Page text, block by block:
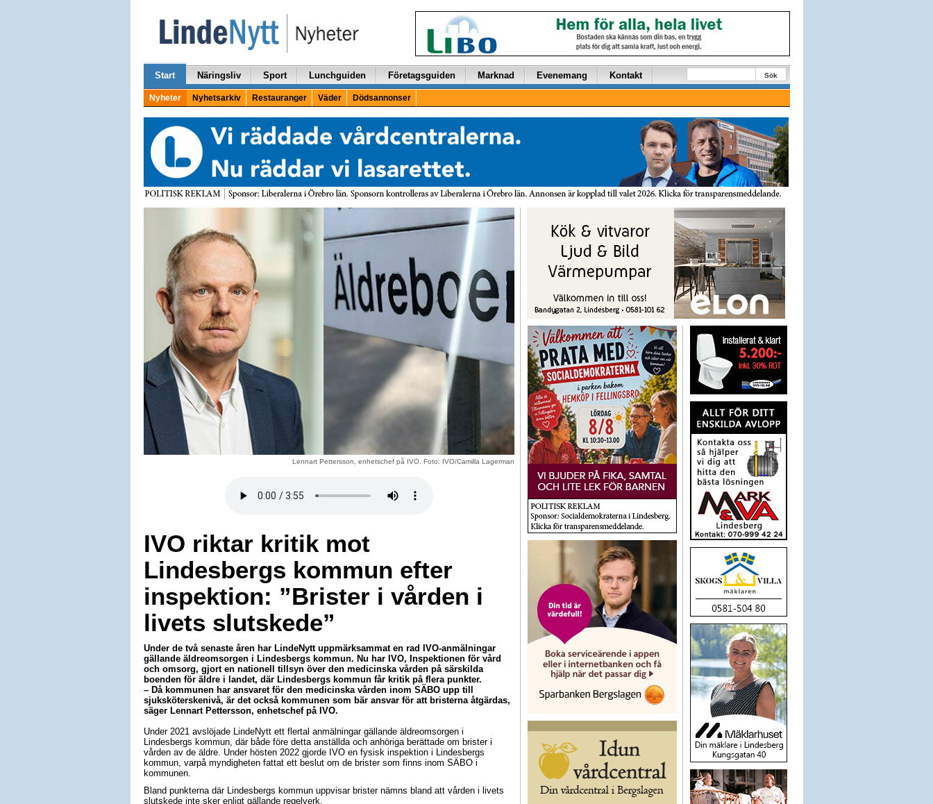
Start Näringsliv Sport Lunchguiden Företagsguiden Marknad Evenemang Kontakt Sök
Nyheter Nyhetsarkiv Restauranger Väder Dödsannonser
Lennart Pettersson, enhetschef på IVO. Foto: IVO/Camilla Lagerman
IVO riktar kritik mot
Lindesbergs kommun efter
inspektion: ”Brister i vården i
livets slutskede”
Under de två senaste åren har LindeNytt uppmärksammat en rad IVO-anmälningar
gällande äldreomsorgen i Lindesbergs kommun. Nu har IVO, Inspektionen för vård
och omsorg, gjort en nationell tillsyn över den medicinska vården på särskilda
boenden för äldre i landet, där Lindesbergs kommun får kritik på flera punkter.
– Då kommunen har ansvaret för den medicinska vården inom SÄBO upp till
sjuksköterskenivå, är det också kommunen som bär ansvar för att bristerna åtgärdas,
säger Lennart Pettersson, enhetschef på IVO.
Under 2021 avslöjade LindeNytt ett flertal anmälningar gällande äldreomsorgen i
Lindesbergs kommun, där både före detta anställda och anhöriga berättade om brister i
vården av de äldre. Under hösten 2022 gjorde IVO en fysisk inspektion i Lindesbergs
kommun, varpå myndigheten fattat ett beslut om de brister som finns inom SÄBO i
kommunen.
Bland punkterna där Lindesbergs kommun uppvisar brister nämns bland att vården i livets
slutskede inte sker enligt gällande regelverk.